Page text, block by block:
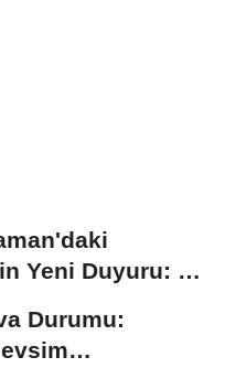
Yeni Duyuru: 11
Durumu: